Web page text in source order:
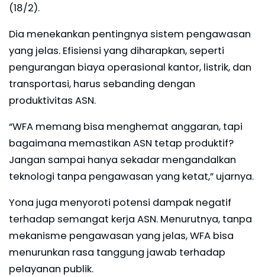
(18/2).
Dia menekankan pentingnya sistem pengawasan
yang jelas. Efisiensi yang diharapkan, seperti
pengurangan biaya operasional kantor, listrik, dan
transportasi, harus sebanding dengan
produktivitas ASN.
“WFA memang bisa menghemat anggaran, tapi
bagaimana memastikan ASN tetap produktif?
Jangan sampai hanya sekadar mengandalkan
teknologi tanpa pengawasan yang ketat,” ujarnya.
Yona juga menyoroti potensi dampak negatif
terhadap semangat kerja ASN. Menurutnya, tanpa
mekanisme pengawasan yang jelas, WFA bisa
menurunkan rasa tanggung jawab terhadap
pelayanan publik.